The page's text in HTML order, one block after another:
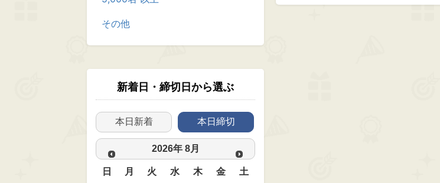
その他
新着日・締切日から選ぶ
本日新着 本日締切
2026年 8月
日 月 火 水 木 金 土